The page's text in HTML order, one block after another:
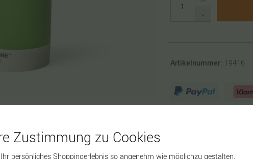
Artikelnummer: 19416
Zustimmung zu Cookies
persönliches Shoppingerlebnis so angenehm wie möglichzu gestalten,